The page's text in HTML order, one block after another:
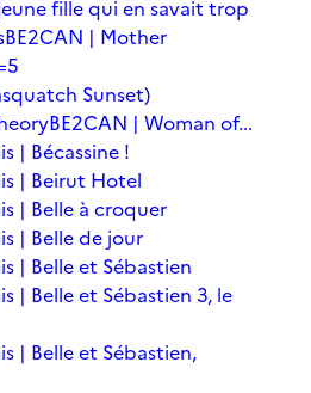
fille qui en savait trop
BE2CAN | Mother
Sunset)
BE2CAN | Woman of...
| Bécassine !
| Beirut Hotel
| Belle à croquer
| Belle de jour
| Belle et Sébastien
| Belle et Sébastien 3, le
| Belle et Sébastien,